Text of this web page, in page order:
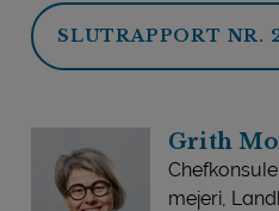
SLUTRAPPORT NR.
Grith
mejeri,